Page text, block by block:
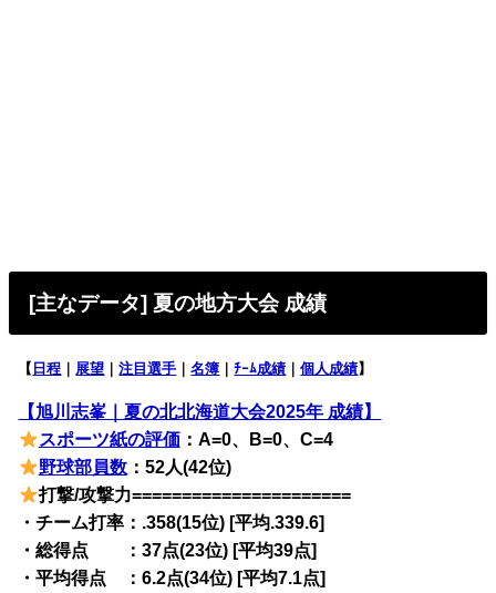
[主なデータ] 夏の地方大会 成績
【 日程 ｜ 展望 ｜注目選手 ｜名簿 ｜ﾁｰﾑ成績 ｜個人成績】
【旭川志峯｜夏の北北海道大会2025年 成績】
スポーツ紙の評価：A=0、B=0、C=4
野球部員数：52人(42位)
打撃/攻撃力======================
・チーム打率：.358(15位) [平均.339.6]
・総得点 ：37点(23位) [平均39点]
・平均得点 ：6.2点(34位) [平均7.1点]